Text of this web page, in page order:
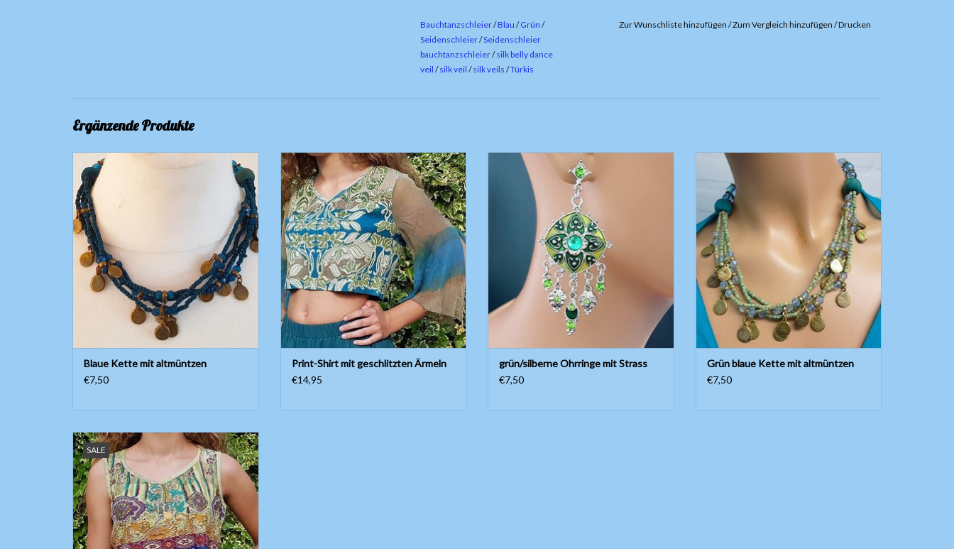
Bauchtanzschleier/Blau /Grün /
Seidenschleier/Seidenschleier
bauchtanzschleier/silk belly dance
veil /silk veil /silk veils /Türkis
Zur Wunschliste hinzufügen /Zum Vergleich hinzufügen /Drucken
Ergänzende Produkte
Kette mit blauen Perlen und altmüntzen
Blaue Kette mit altmüntzen
€7,50
Apartes Print-Shirt mit geschlitzten Ärmeln,
blumig-ornamentaler Druck in Blau-
Grüntönen
ZUM WARENKORB HINZUFÜGEN
Print-Shirt mit geschlitzten Ärmeln
€14,95
Stecker mit sternförmigem Anhänger und
Glassteinen
ZUM WARENKORB HINZUFÜGEN
grün/silberne Ohrringe mit Strass
€7,50
Kette mit grün blaue Perlen und altmüntzen
ZUM WARENKORB HINZUFÜGEN
Grün blaue Kette mit altmüntzen
€7,50
SALE
Ärmelloses Flowerprint-Shirt bauchfrei grün-
meliert, mit Batikmotiven
ZUM WARENKORB HINZUFÜGEN